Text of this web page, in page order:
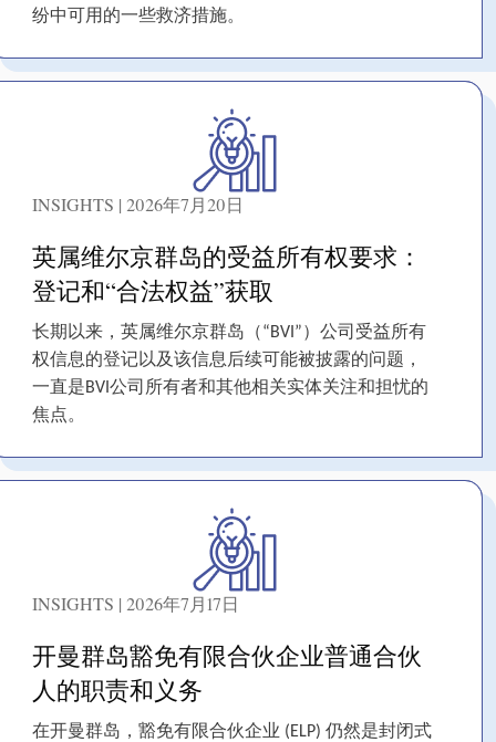
纷中可用的一些救济措施。
INSIGHTS | 2026年7月20日
英属维尔京群岛的受益所有权要求：
登记和“合法权益”获取
长期以来，英属维尔京群岛（“BVI”）公司受益所有
权信息的登记以及该信息后续可能被披露的问题，
一直是BVI公司所有者和其他相关实体关注和担忧的
焦点。
INSIGHTS | 2026年7月17日
开曼群岛豁免有限合伙企业普通合伙
人的职责和义务
在开曼群岛，豁免有限合伙企业 (ELP) 仍然是封闭式